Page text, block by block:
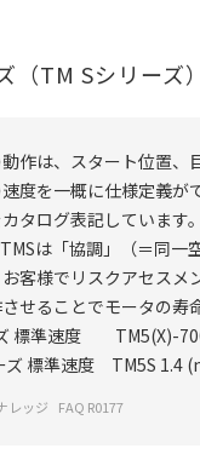
（TM Sシリーズ
作は、スタート位置、
度を一概に仕様定義
タログ表記しています。
は「協調」（＝同一
客様でリスクアセスメ
せることでモータの
標準速度 TM5(X)-
ズ 標準速度 TM5S 1.4
レッジ FAQ R0177